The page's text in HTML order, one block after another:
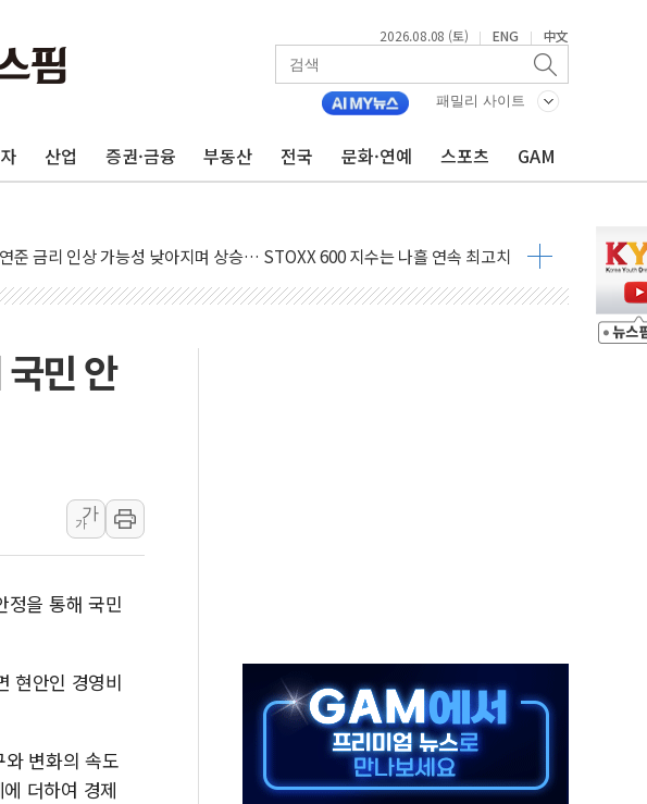
2026.08.08 (토) | ENG | 中文
패밀리 사이트
산업 증권·금융 부동산 전국 문화·연예 스포츠 GAM
려 후퇴…S&P500 최고치
일까지 의혹 소명" 요구
에 9월 동결 전망 우세
협정' 체결… 이스라엘·이란 위협에 맞설 자체 억지력 강화
중단 명령…트럼프 제동
근 1주일 이상 '올스톱'… 美 해상봉쇄 영향
'쇼크'…9월 금리 인상 기대 후퇴
위협정 체결
군 실종자 7359명 끝까지 찾겠다"
정설...포항시 '시끌'
년 밑거름…수도권 집중 완화 전환점"
부과…美 태양광주 급등
민 안
가
가
정을 통해 국민
현안인 경영비
변화의 속도
더하여 경제